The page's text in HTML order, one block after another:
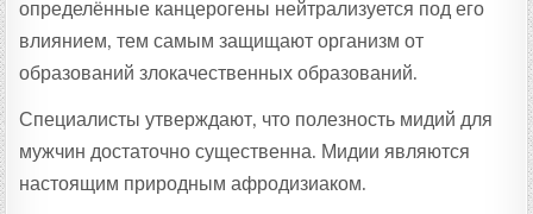
определённые канцерогены нейтрализуется под его
влиянием, тем самым защищают организм от
образований злокачественных образований.
Специалисты утверждают, что полезность мидий для
мужчин достаточно существенна. Мидии являются
настоящим природным афродизиаком.